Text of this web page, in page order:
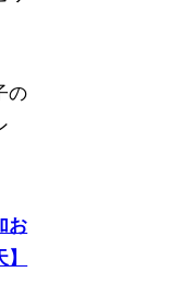
の
お